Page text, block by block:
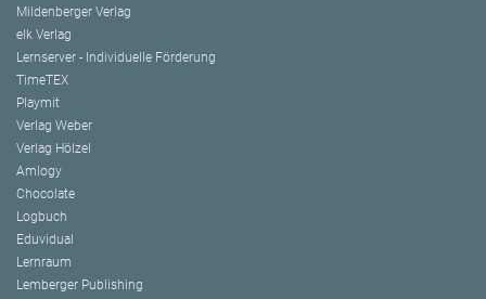
Mildenberger Verlag
elk Verlag
Lernserver - Individuelle Förderung
TimeTEX
Playmit
Verlag Weber
Verlag Hölzel
Amlogy
Chocolate
Logbuch
Eduvidual
Lernraum
Lemberger Publishing